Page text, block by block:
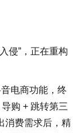
侵”，正在重构
电商功能，终
购 + 跳转第三
消费需求后，精